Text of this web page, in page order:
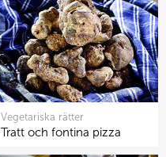
Vegetariska rätter
Tratt och fontina pizza